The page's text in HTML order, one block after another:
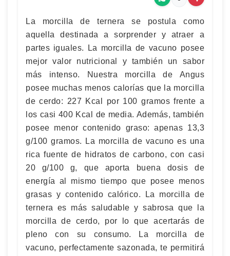
La morcilla de ternera se postula como
aquella destinada a sorprender y atraer a
partes iguales. La morcilla de vacuno posee
mejor valor nutricional y también un sabor
más intenso. Nuestra morcilla de Angus
posee muchas menos calorías que la morcilla
de cerdo: 227 Kcal por 100 gramos frente a
los casi 400 Kcal de media. Además, también
posee menor contenido graso: apenas 13,3
g/100 gramos. La morcilla de vacuno es una
rica fuente de hidratos de carbono, con casi
20 g/100 g, que aporta buena dosis de
energía al mismo tiempo que posee menos
grasas y contenido calórico. La morcilla de
ternera es más saludable y sabrosa que la
morcilla de cerdo, por lo que acertarás de
pleno con su consumo. La morcilla de
vacuno, perfectamente sazonada, te permitirá